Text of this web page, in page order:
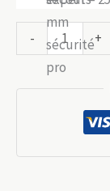
-
quantité
de
Crampons
+